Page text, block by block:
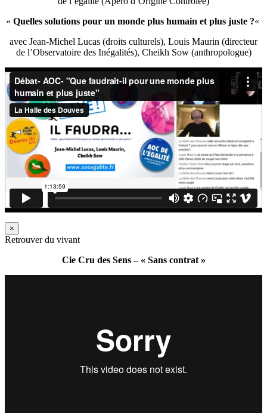
« Quelles solutions pour un monde plus humain et plus juste ?«
avec Jean-Michel Lucas (droits culturels), Louis Maurin (directeur
de l’Observatoire des Inégalités), Cheikh Sow (anthropologue)
×
Retrouver du vivant
Cie Cru des Sens – « Sans contrat »